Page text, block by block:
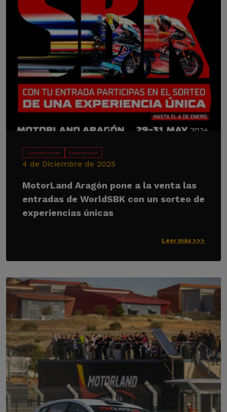
Competiciones Experiencias
4 de Diciembre de 2025
MotorLand Aragón pone a la venta las
entradas de WorldSBK con un sorteo de
experiencias únicas
Leer más >>>